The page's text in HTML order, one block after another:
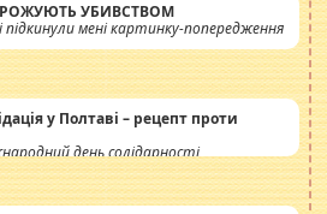
УБИВСТВОМ
підкинули мені картинку-попередження
у Полтаві – рецепт проти
день солідарності